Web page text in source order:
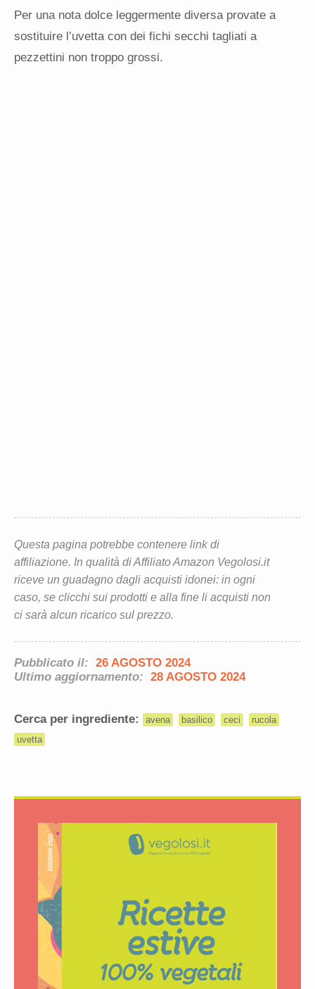
Per una nota dolce leggermente diversa provate a
sostituire l’uvetta con dei fichi secchi tagliati a
pezzettini non troppo grossi.
Questa pagina potrebbe contenere link di
affiliazione. In qualità di Affiliato Amazon Vegolosi.it
riceve un guadagno dagli acquisti idonei: in ogni
caso, se clicchi sui prodotti e alla fine li acquisti non
ci sarà alcun ricarico sul prezzo.
Pubblicato il: 26 AGOSTO 2024
Ultimo aggiornamento: 28 AGOSTO 2024
Cerca per ingrediente: avena basilico ceci
rucola
uvetta